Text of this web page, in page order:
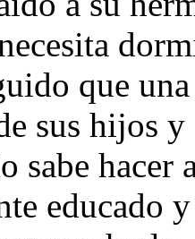
que
sus hijos
sabe
educado